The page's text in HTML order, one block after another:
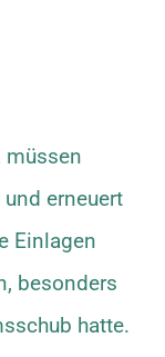
müssen
erneuert
Einlagen
besonders
hatte.